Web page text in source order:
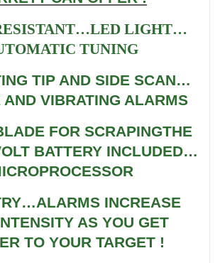
LIGHT…
TUNING
TIP AND SIDE SCAN…
VIBRATING ALARMS
FOR SCRAPINGTHE
BATTERY INCLUDED…
INCREASE
AS YOU GET
TO YOUR TARGET !